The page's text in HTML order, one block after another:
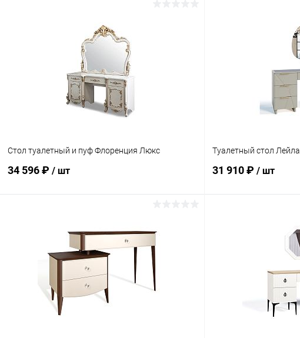
Стол туалетный и пуф Флоренция Люкс
34 596 ₽ / шт
Купить в 1 клик Сравнение
В наличии
Туалетный стол Лейла
31 910 ₽ / шт